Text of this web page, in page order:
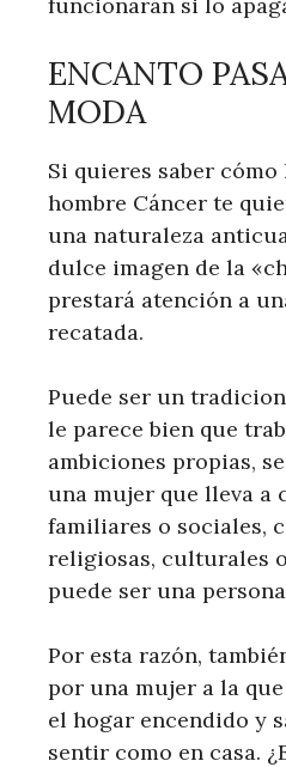
ENCANTO
MODA
Si quieres saber
hombre Cáncer te
una naturaleza
dulce imagen de la
prestará atención a
recatada.
Puede ser un
le parece bien que
ambiciones propias,
una mujer que lleva a
familiares o sociales,
religiosas, culturales
puede ser una
Por esta razón,
por una mujer a la
el hogar encendido y
sentir como en casa.